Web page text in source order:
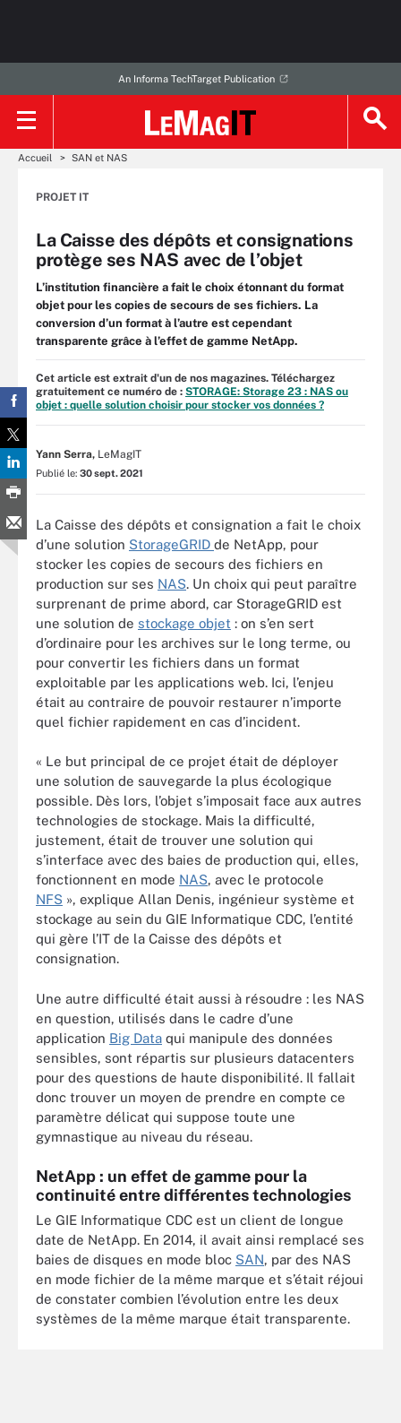
An Informa TechTarget Publication
Accueil SAN et NAS
PROJET IT
La Caisse des dépôts et consignations
protège ses NAS avec de l’objet
L’institution financière a fait le choix étonnant du format
objet pour les copies de secours de ses fichiers. La
conversion d’un format à l’autre est cependant
transparente grâce à l’effet de gamme NetApp.
Cet article est extrait d'un de nos magazines. Téléchargez
gratuitement ce numéro de : STORAGE: Storage 23 : NAS ou
objet : quelle solution choisir pour stocker vos données ?
Yann Serra, LeMagIT
Publié le: 30 sept. 2021
La Caisse des dépôts et consignation a fait le choix
d’une solution StorageGRID de NetApp, pour
stocker les copies de secours des fichiers en
production sur ses NAS. Un choix qui peut paraître
surprenant de prime abord, car StorageGRID est
une solution de stockage objet : on s’en sert
d’ordinaire pour les archives sur le long terme, ou
pour convertir les fichiers dans un format
exploitable par les applications web. Ici, l’enjeu
était au contraire de pouvoir restaurer n’importe
quel fichier rapidement en cas d’incident.
« Le but principal de ce projet était de déployer
une solution de sauvegarde la plus écologique
possible. Dès lors, l’objet s’imposait face aux autres
technologies de stockage. Mais la difficulté,
justement, était de trouver une solution qui
s’interface avec des baies de production qui, elles,
fonctionnent en mode NAS, avec le protocole
NFS », explique Allan Denis, ingénieur système et
stockage au sein du GIE Informatique CDC, l’entité
qui gère l’IT de la Caisse des dépôts et
consignation.
Une autre difficulté était aussi à résoudre : les NAS
en question, utilisés dans le cadre d’une
application Big Data qui manipule des données
sensibles, sont répartis sur plusieurs datacenters
pour des questions de haute disponibilité. Il fallait
donc trouver un moyen de prendre en compte ce
paramètre délicat qui suppose toute une
gymnastique au niveau du réseau.
NetApp : un effet de gamme pour la
continuité entre différentes technologies
Le GIE Informatique CDC est un client de longue
date de NetApp. En 2014, il avait ainsi remplacé ses
baies de disques en mode bloc SAN, par des NAS
en mode fichier de la même marque et s’était réjoui
de constater combien l’évolution entre les deux
systèmes de la même marque était transparente.